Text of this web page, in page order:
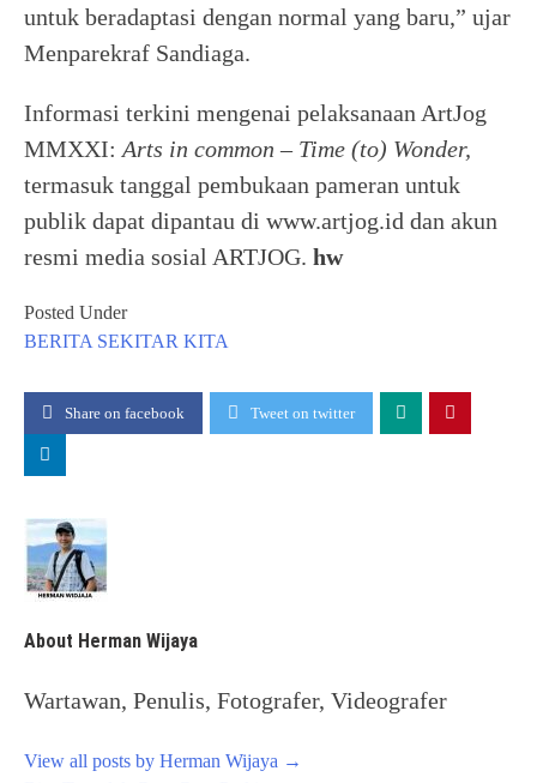
untuk beradaptasi dengan normal yang baru,” ujar
Menparekraf Sandiaga.
Informasi terkini mengenai pelaksanaan ArtJog
MMXXI: Arts in common – Time (to) Wonder,
termasuk tanggal pembukaan pameran untuk
publik dapat dipantau di www.artjog.id dan akun
resmi media sosial ARTJOG. hw
Posted Under
BERITA SEKITAR KITA
Share on facebook Tweet on twitter
About Herman Wijaya
Wartawan, Penulis, Fotografer, Videografer
View all posts by Herman Wijaya →